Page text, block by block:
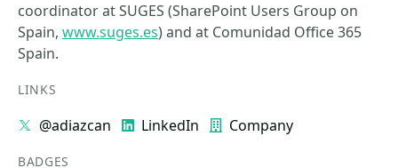
coordinator at SUGES (SharePoint Users Group on
Spain, www.suges.es) and at Comunidad Office 365
Spain.
LINKS
@adiazcan LinkedIn Company
BADGES